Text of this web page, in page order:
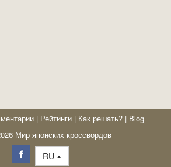
| Рейтинги | Как решать? | Blog
Мир японских кроссвордов
RU